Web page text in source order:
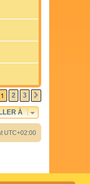
1 2 3
À
UTC+02:00